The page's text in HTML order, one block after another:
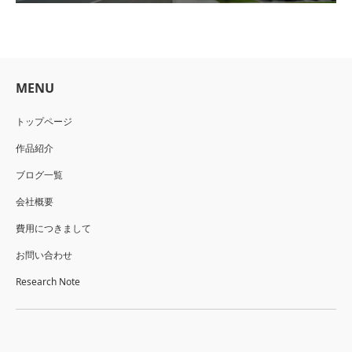
MENU
トップページ
作品紹介
ブログ一覧
会社概要
費用につきまして
お問い合わせ
Research Note